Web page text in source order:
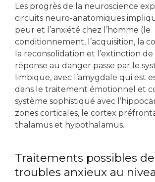
Les progrès de la neuroscience
circuits neuro-anatomiques
peur et l’anxiété chez l’homme (le
conditionnement, l’acquisition, la
la reconsolidation et l’extinction de
réponse au danger passe par le
limbique, avec l’amygdale qui est
dans le traitement émotionnel et
système sophistiqué avec
zones corticales, le cortex
thalamus et hypothalamus.
Traitements possibles
troubles anxieux au